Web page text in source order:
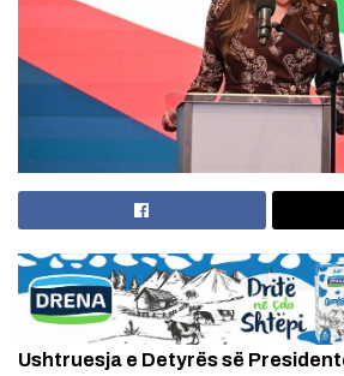
Ushtruesja e Detyrës së